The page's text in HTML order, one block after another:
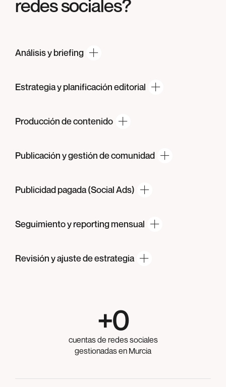
redes sociales?
Análisisy briefing
Estrategia yplanificación editorial
Producciónde contenido
Publicación y gestiónde comunidad
Publicidad pagada(Social Ads)
Seguimiento yreporting mensual
Revisión y ajustede estrategia
+0
cuentas de redes sociales
gestionadas en Murcia